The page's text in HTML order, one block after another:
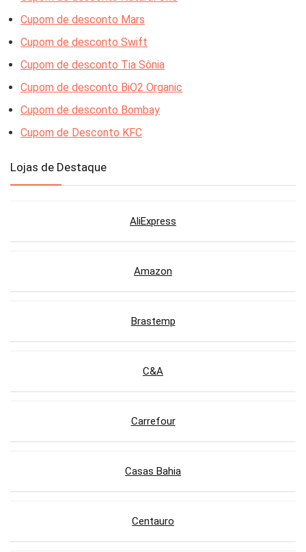
Cupom de desconto Mars
Cupom de desconto Swift
Cupom de desconto Tia Sônia
Cupom de desconto BiO2 Organic
Cupom de desconto Bombay
Cupom de Desconto KFC
Lojas de Destaque
AliExpress
Amazon
Brastemp
C&A
Carrefour
Casas Bahia
Centauro